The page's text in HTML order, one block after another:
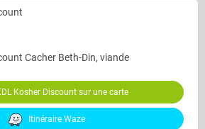
Cacher Beth-Din, viande
Kosher Discount sur une carte
Itinéraire Waze